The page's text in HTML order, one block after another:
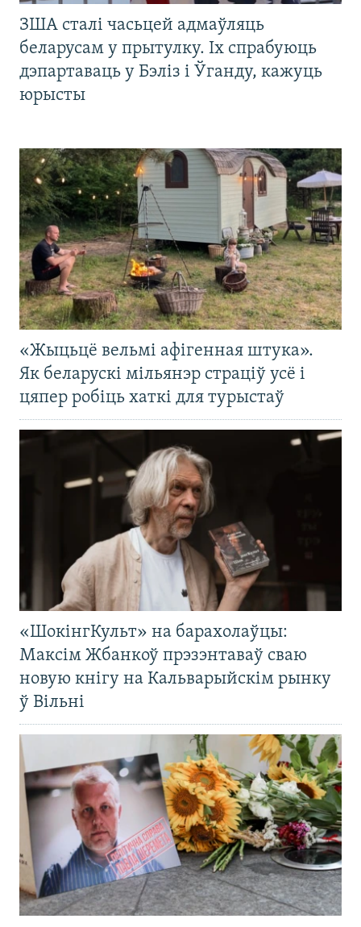
ЗША сталі часьцей адмаўляць
беларусам у прытулку. Іх спрабуюць
дэпартаваць у Бэліз і Ўганду, кажуць
юрысты
«Жыцьцё вельмі афігенная штука».
Як беларускі мільянэр страціў усё і
цяпер робіць хаткі для турыстаў
«ШокінгКульт» на барахолаўцы:
Максім Жбанкоў прэзэнтаваў сваю
новую кнігу на Кальварыйскім рынку
ў Вільні